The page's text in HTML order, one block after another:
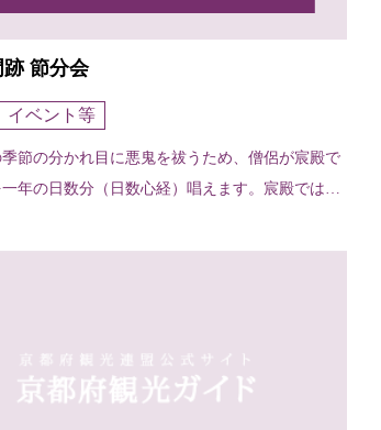
節分会
イベント等
節の分かれ目に悪鬼を祓うため、僧侶が宸殿で
年の日数分（日数心経）唱えます。宸殿では、